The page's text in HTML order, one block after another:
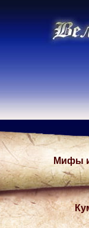
Мифы